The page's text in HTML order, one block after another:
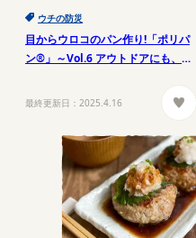
ウチの防災
目からウロコのパン作り!「ポリパ
ン®」～Vol.6 アウトドアにも、災
最終更新日： 2025.4.16